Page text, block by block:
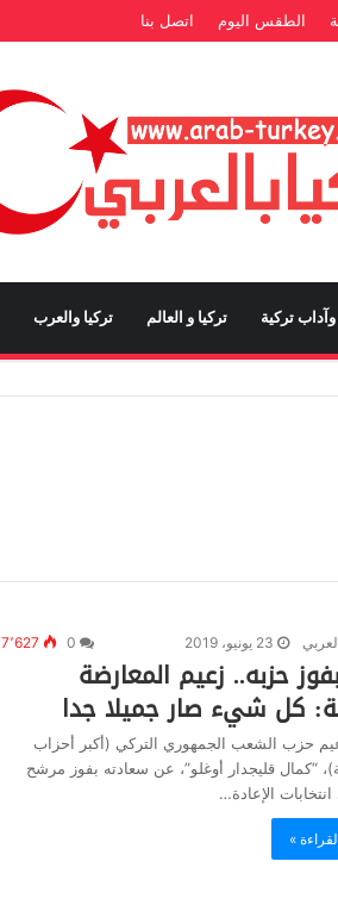
الطقس اليوم اتصل بنا
وآداب تركية تركيا و العالم تركيا والعرب
23 يونيو، 2019 7٬627
حزبه.. زعيم المعارضة
كل شيء صار جميلا جدا
حزب الشعب الجمهوري التركي (أكبر أحزاب
“كمال قليجدار أوغلو”، عن سعادته بفوز مرشح
الإعادة…
»